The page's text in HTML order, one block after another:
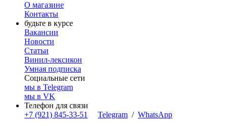
О магазине
Контакты
будьте в курсе
Вакансии
Новости
Статьи
Винил-лексикон
Умная подписка
Социальные сети
мы в Telegram
мы в VK
Телефон для связи
+7 (921) 845-33-51
Telegram / WhatsApp